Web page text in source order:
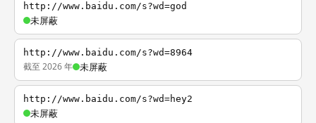
http://www.baidu.com/s?wd=god
未屏蔽
http://www.baidu.com/s?wd=8964
截至 2026 年 未屏蔽
http://www.baidu.com/s?wd=hey2
未屏蔽